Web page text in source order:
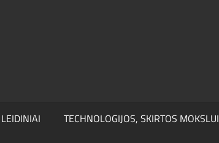
TECHNOLOGIJOS, SKIRTOS MOKSLUI